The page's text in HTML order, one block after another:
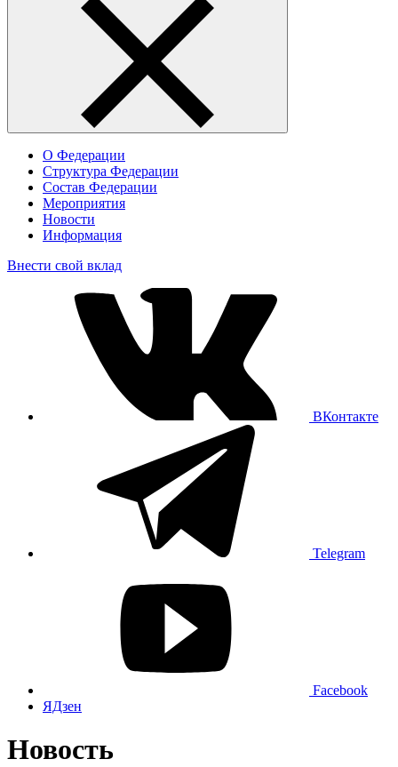
О Федерации
Структура Федерации
Состав Федерации
Мероприятия
Новости
Информация
Внести свой вклад
ВКонтакте
Telegram
Facebook
ЯДзен
Новость